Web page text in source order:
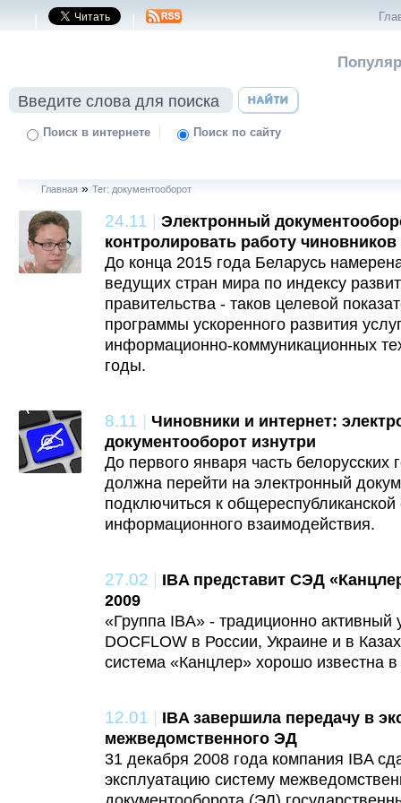
| |
Поиск в интернете | Поиск по сайту
Главная » Тег: документооборот
24.11 | Электронный
контролировать работу чиновников
До конца 2015 года Беларусь
ведущих стран мира по индексу
правительства - таков целевой
программы ускоренного развития
информационно-коммуникационных
годы.
8.11 | Чиновники и интернет:
документооборот изнутри
До первого января часть белорусских
должна перейти на электронный
подключиться к общереспубликанской
информационного взаимодействия.
27.02 | IBA представит СЭД
2009
«Группа IBA» - традиционно активный
DOCFLOW в России, Украине и в
система «Канцлер» хорошо известна
12.01 | IBA завершила передачу в
межведомственного ЭД
31 декабря 2008 года компания IBA
эксплуатацию систему